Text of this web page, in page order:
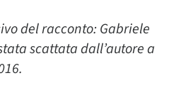
del racconto: Gabriele
scattata dall’autore a